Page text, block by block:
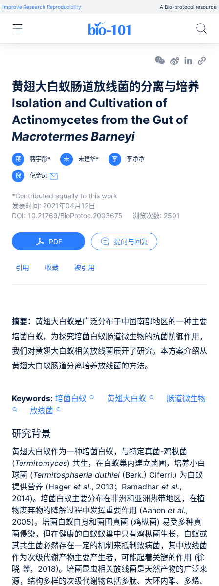
Improve Research Reproducibility A Bio-protocol resource
黄翅大白蚁肠道放线菌的分离与培养
Isolation and Cultivation of
Actinomycetes from the Gut of
Macrotermes Barneyi
蒋 蒋宇彤* 未 未建华* 李 李净净
倪 倪金凤
*Contributed equally to this work
发表时间: 2021年04月12日
DOI: 10.21769/BioProtoc.2003675 浏览次数: 2501
PDF 提问与回复
引用 收藏 被引用
摘要： 黄翅大白蚁是广泛分布于中国南部地区的一种主要
培菌白蚁，为探究培菌白蚁肠道微生物的抗菌防御作用，
我们对黄翅大白蚁相关放线菌展开了研究。本方案介绍从
黄翅大白蚁肠道分离培养放线菌的方法。
Keywords: 培菌白蚁 黄翅大白蚁
肠道微生物
放线菌
研究背景
黄翅大白蚁作为一种培菌白蚁，与特定真菌-鸡枞菌
(Termitomyces) 共生，在白蚁巢内建立菌圃，培养小白
球菌 (Termitosphaeria duthiei (Berk.) Ciferri.) 为白蚁
提供营养 (Hager et al., 2013；Ramadhar et al.,
2014)。培菌白蚁主要分布在非洲和亚洲热带地区，在植
物废弃物的降解过程中发挥重要作用 (Aanen et al.,
2005)。培菌白蚁自身和菌圃真菌 (鸡枞菌) 易受多种真
菌侵染，但在健康的白蚁蚁巢中只有鸡枞菌生长，白蚁或
其共生菌必然存在一定的机制来抵制致病菌，其中放线菌
作为次级代谢产物主要产生者，可能起着关键的作用 (徐
晓 等，2018)。培菌昆虫相关放线菌是天然产物的广泛来
源，结构多样的次级代谢物包括多肽、大环内酯、多烯、